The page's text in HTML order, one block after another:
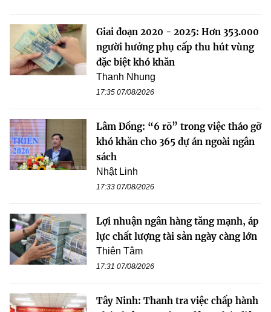
Giai đoạn 2020 - 2025: Hơn 353.000
người hưởng phụ cấp thu hút vùng
đặc biệt khó khăn
Thanh Nhung
17:35 07/08/2026
Lâm Đồng: “6 rõ” trong việc tháo gỡ
khó khăn cho 365 dự án ngoài ngân
sách
Nhật Linh
17:33 07/08/2026
Lợi nhuận ngân hàng tăng mạnh, áp
lực chất lượng tài sản ngày càng lớn
Thiên Tâm
17:31 07/08/2026
Tây Ninh: Thanh tra việc chấp hành